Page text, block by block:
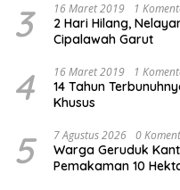
3 16 Maret 2019 1
2 Hari Hilang,
Cipalawah Garut
4 16 Maret 2019 1
14 Tahun
Khusus
5 7 Agustus 2026 0
Warga Geruduk
Pemakaman 10